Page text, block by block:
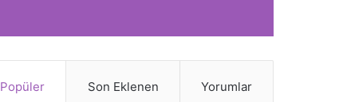
Popüler Son Eklenen Yorumlar